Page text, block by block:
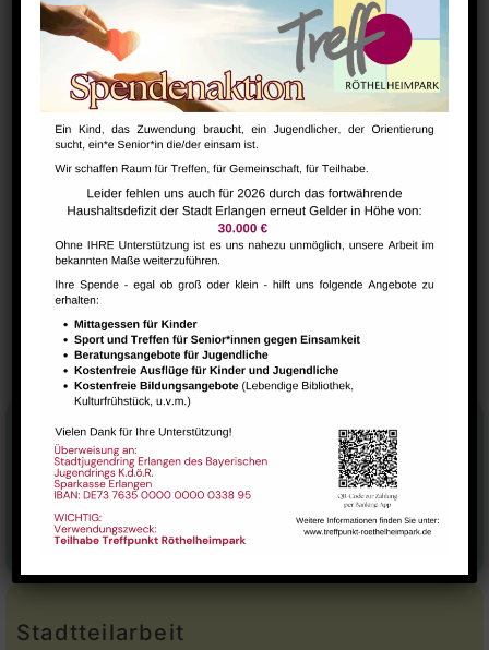
Januar 11, 2027
16:00 - 20:00
Serien:
Sputnik e.V. – Vereinigung russischsprachiger Familien mit
Kindern mit Beeinträchtigungen in Deutschland
Raum 112
Hausaufgabenbetreuung (nicht
während der Ferien)
Kateryna Wagner
Stadtteilhaus
09131-9232777
E-Mail:leitung@treffpunkt-roethelheimpark.de
Stadtteilarbeit